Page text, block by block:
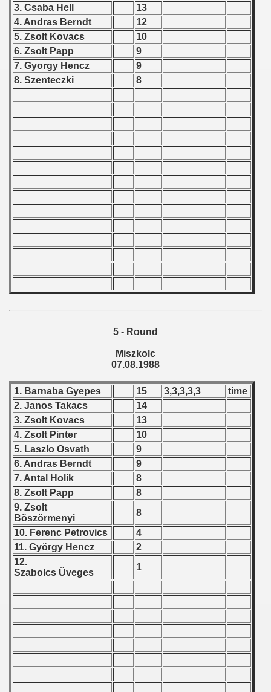
3. Csaba Hell
13
4. Andras Berndt
12
5. Zsolt Kovacs
10
6. Zsolt Papp
9
7. Gyorgy Hencz
9
8. Szenteczki
8
5 - Round
Miszkolc
07.08.1988
1. Barnaba Gyepes 15 3,3,3,3,3
time
2. Janos Takacs
14
3. Zsolt Kovacs
13
4. Zsolt Pinter
10
5. Laszlo Osvath
9
6. Andras Berndt
9
7. Antal Holik
8
8. Zsolt Papp
8
9. Zsolt
Böszörmenyi
8
10. Ferenc Petrovics
4
11. György Hencz
2
12.
Szabolcs Üveges
1
classe) - 1990
clase) - 1989
classe) - 1988
classe) - 1985
classe) - 1984
Round